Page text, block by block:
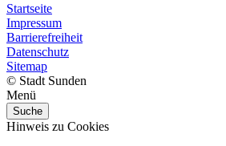
Startseite
Impressum
Barrierefreiheit
Datenschutz
Sitemap
© Stadt Sunden
Menü
Suche
Hinweis zu Cookies